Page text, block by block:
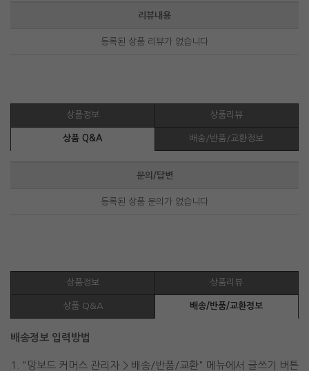
리뷰내용
등록된 상품 리뷰가 없습니다
상품정보 상품리뷰
상품 Q&A 배송/반품/교환정보
문의/답변
등록된 상품 문의가 없습니다
상품정보 상품리뷰
상품 Q&A 배송/반품/교환정보
배송정보 입력방법
1. "망보드 커머스 관리자 > 배송/반품/교환" 메뉴에서 글쓰기 버튼